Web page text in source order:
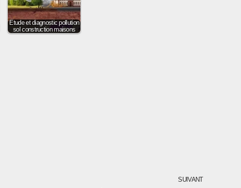
Etude et diagnostic pollution
sol construction maisons
SUIVANT